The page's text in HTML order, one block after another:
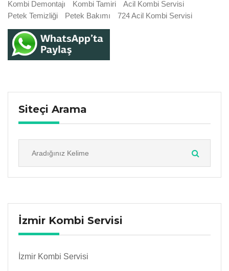
Kombi Demontajı
Kombi Tamiri
Acil Kombi Servisi
Petek Temizliği
Petek Bakımı 724 Acil Kombi Servisi
Siteçi Arama
İzmir Kombi Servisi
İzmir Kombi Servisi